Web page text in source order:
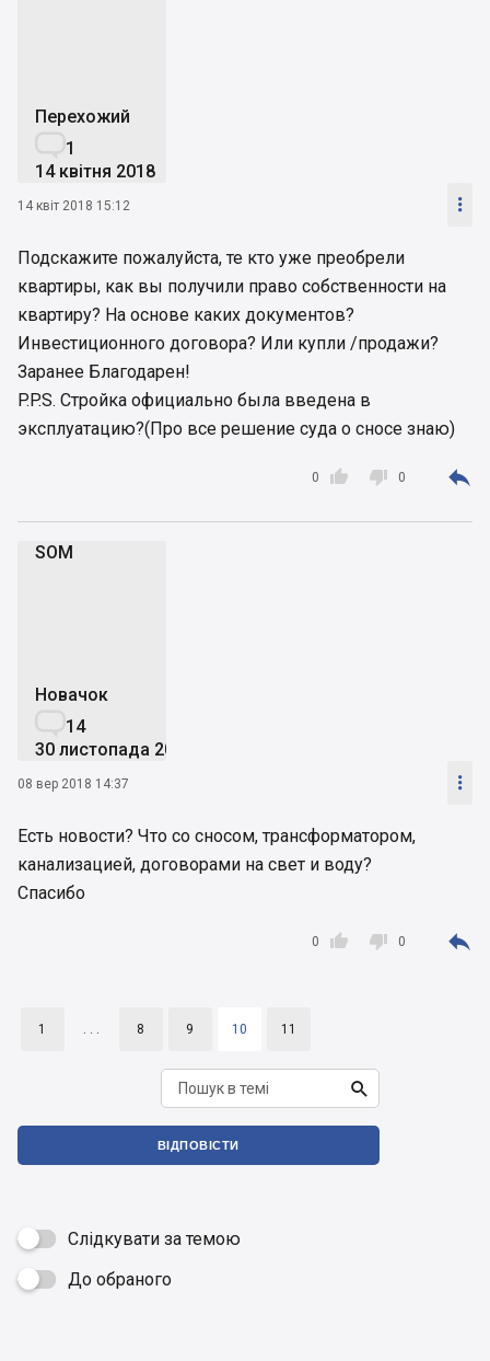
Перехожий
1
14 квітня 2018
14 квіт 2018 15:12 
Подскажите пожалуйста, те кто уже преобрели
квартиры, как вы получили право собственности на
квартиру? На основе каких документов?
Инвестиционного договора? Или купли /продажи?
Заранее Благодарен!
P.P.S. Стройка официально была введена в
эксплуатацию?(Про все решение суда о сносе знаю)

0  0 
SOM
Новачок
14
30 листопада 2007
08 вер 2018 14:37 
Есть новости? Что со сносом, трансформатором,
канализацией, договорами на свет и воду?
Спасибо

0  0 
1 . . . 8 9 10 11

ВІДПОВІСТИ
Слідкувати за темою
 До обраного